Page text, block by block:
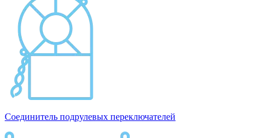
Соединитель подрулевых переключателей